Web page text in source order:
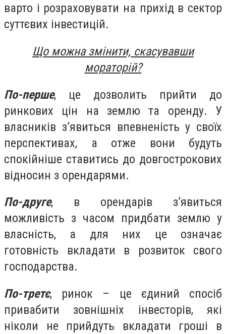
варто і розраховувати на прихід в сектор
суттєвих інвестицій.
Що можна змінити, скасувавши
мораторій?
По-перше, це дозволить прийти до
ринкових цін на землю та оренду. У
власників з’явиться впевненість у своїх
перспективах, а отже вони будуть
спокійніше ставитись до довгострокових
відносин з орендарями.
По-друге, в орендарів з’явиться
можливість з часом придбати землю у
власність, а для них це означає
готовність вкладати в розвиток свого
господарства.
По-третє, ринок – це єдиний спосіб
привабити зовнішніх інвесторів, які
ніколи не прийдуть вкладати гроші в